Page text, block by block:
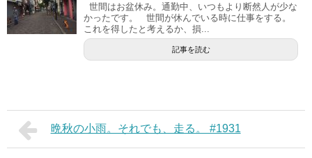
世間はお盆休み。通勤中、いつもより断然人が少な
かったです。 世間が休んでいる時に仕事をする。
これを得したと考えるか、損...
記事を読む
晩秋の小雨。それでも、走る。 #1931